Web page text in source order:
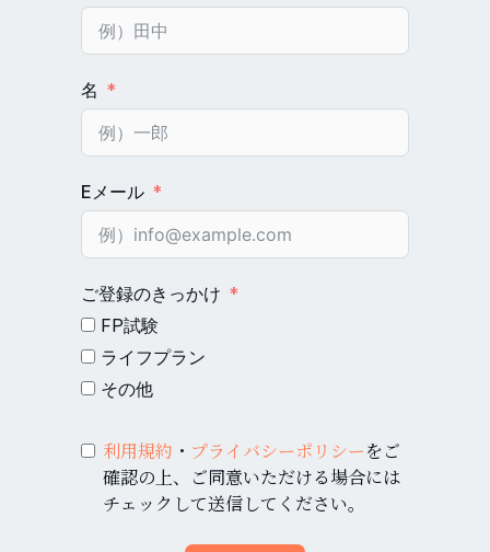
名
Eメール
ご登録のきっかけ
FP試験
ライフプラン
その他
利用規約 ・ プライバシーポリシーをご
確認の上、ご同意いただける場合には
チェックして送信してください。